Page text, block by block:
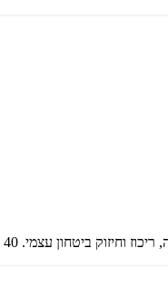
מדיטציות מרגיעות ובטוחות לכל גיל.